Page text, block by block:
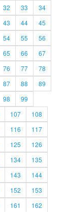
32 33
34
43 44
45
54 55
56
65 66
67
76 77
78
87 88
89
98
99
107
108
116
117
125
126
134
135
143
144
152
153
161
162